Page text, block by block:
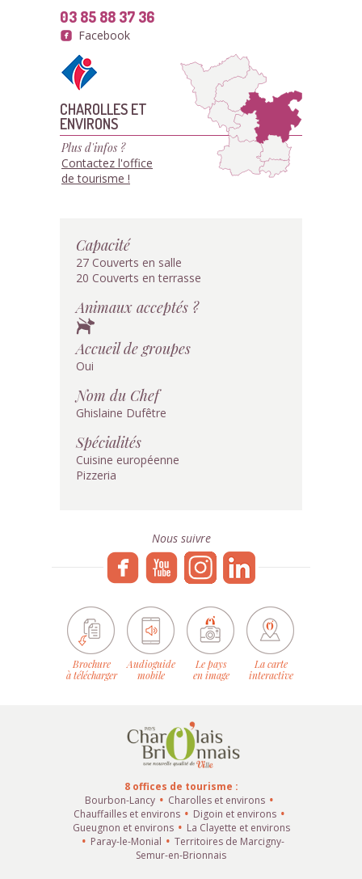
03 85 88 37 36
Facebook
CHAROLLES ET
ENVIRONS
Plus d'infos ?
Contactez l'office
de tourisme !
Capacité
27 Couverts en salle
20 Couverts en terrasse
Animaux acceptés ?
Accueil de groupes
Oui
Nom du Chef
Ghislaine Dufêtre
Spécialités
Cuisine européenne
Pizzeria
Nous suivre
Brochure
à télécharger
Audioguide
mobile
Le pays
en image
La carte
interactive
8 offices de tourisme :
Bourbon-Lancy
Charolles et environs
Chauffailles et environs
Digoin et environs
Gueugnon et environs
La Clayette et environs
Paray-le-Monial
Territoires de Marcigny-
Semur-en-Brionnais